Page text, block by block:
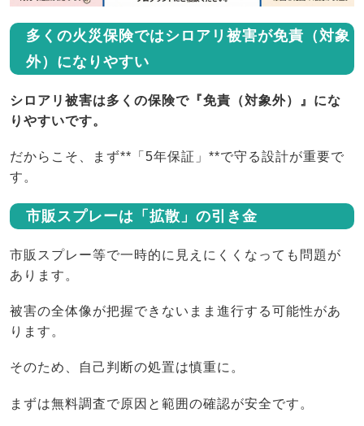
多くの火災保険ではシロアリ被害が免責（対象
外）になりやすい
シロアリ被害は多くの保険で『免責（対象外）』にな
りやすいです。
だからこそ、まず**「5年保証」**で守る設計が重要で
す。
市販スプレーは「拡散」の引き金
市販スプレー等で一時的に見えにくくなっても問題が
あります。
被害の全体像が把握できないまま進行する可能性があ
ります。
そのため、自己判断の処置は慎重に。
まずは無料調査で原因と範囲の確認が安全です。